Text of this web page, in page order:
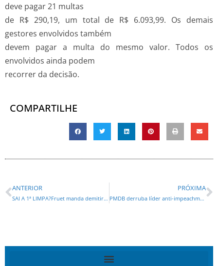
deve pagar 21 multas
de R$ 290,19, um total de R$ 6.093,99. Os demais
gestores envolvidos também
devem pagar a multa do mesmo valor. Todos os
envolvidos ainda podem
recorrer da decisão.
COMPARTILHE
ANTERIOR
SAI A 1ª LIMPA?Fruet manda demitir 30 assessores do PT
PRÓXIMA
PMDB derruba líder anti-impeachment na Câmara